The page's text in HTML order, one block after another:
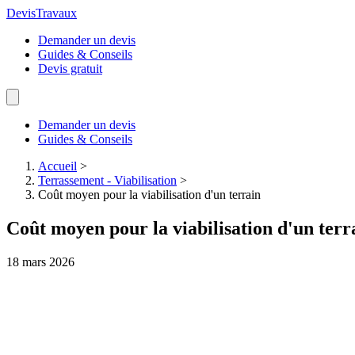
DevisTravaux
Demander un devis
Guides & Conseils
Devis gratuit
Demander un devis
Guides & Conseils
Accueil >
Terrassement - Viabilisation >
Coût moyen pour la viabilisation d'un terrain
Coût moyen pour la viabilisation d'un
18 mars 2026